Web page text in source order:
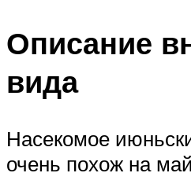
Описание
вида
Насекомое
очень похож на